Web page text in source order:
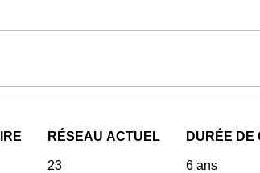
RÉSEAU ACTUEL
23
DURÉE DE
6 ans